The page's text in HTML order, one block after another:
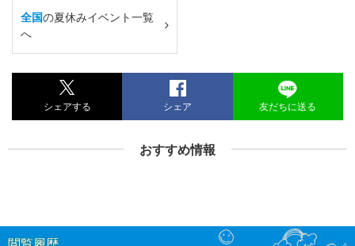
全国の夏休みイベント一覧
へ
シェアする シェア 友だちに送る
おすすめ情報